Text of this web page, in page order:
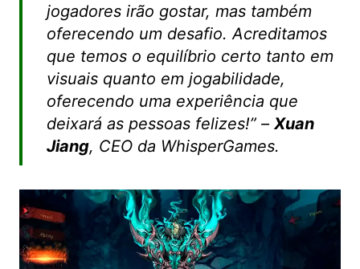
jogadores irão gostar, mas também
oferecendo um desafio. Acreditamos
que temos o equilíbrio certo tanto em
visuais quanto em jogabilidade,
oferecendo uma experiência que
deixará as pessoas felizes!” – Xuan
Jiang, CEO da WhisperGames.